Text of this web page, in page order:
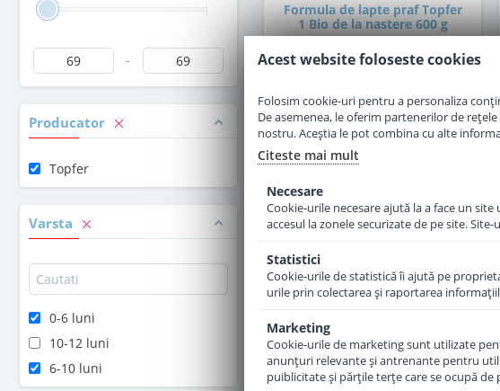
-
Producator
Topfer
Varsta
0-6 luni
10-12 luni
6-10 luni
Formula de lapte praf Topfer
1 Bio de la nastere 600 g
69,00 Lei
Acest website foloseste cookies
Folosim cookie-uri pentru a personaliza
De asemenea, le oferim partenerilor de
nostru. Aceștia le pot combina cu alte
Citeste mai mult
Necesare
Cookie-urile necesare ajută la a face un
accesul la zonele securizate de pe site.
Statistici
Cookie-urile de statistică îi ajută pe
urile prin colectarea şi raportarea
Marketing
Cookie-urile de marketing sunt utilizate
anunţuri relevante şi antrenante pentru
puiblicitate şi părţile terţe care se ocupă de